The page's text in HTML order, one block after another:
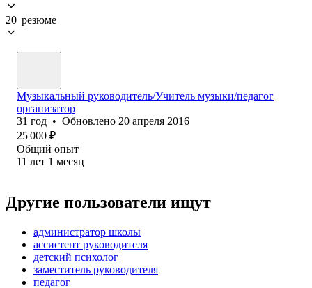
20 резюме
Музыкальный руководитель/Учитель музыки/педагог
организатор
31 год • Обновлено 20 апреля 2016
25 000 ₽
Общий опыт
11 лет 1 месяц
Другие пользователи ищут
администратор школы
ассистент руководителя
детский психолог
заместитель руководителя
педагог